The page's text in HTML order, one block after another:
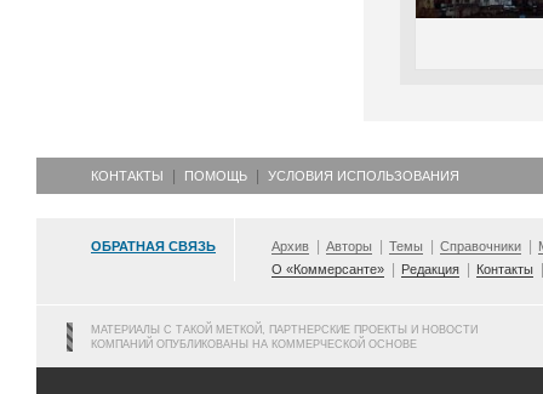
КОНТАКТЫ ПОМОЩЬ УСЛОВИЯ ИСПОЛЬЗОВАНИЯ
ОБРАТНАЯ СВЯЗЬ Архив Авторы Темы Справочники
О «Коммерсанте»
Редакция Контакты
МАТЕРИАЛЫ С ТАКОЙ МЕТКОЙ, ПАРТНЕРСКИЕ ПРОЕКТЫ И НОВОСТИ
КОМПАНИЙ ОПУБЛИКОВАНЫ НА КОММЕРЧЕСКОЙ ОСНОВЕ